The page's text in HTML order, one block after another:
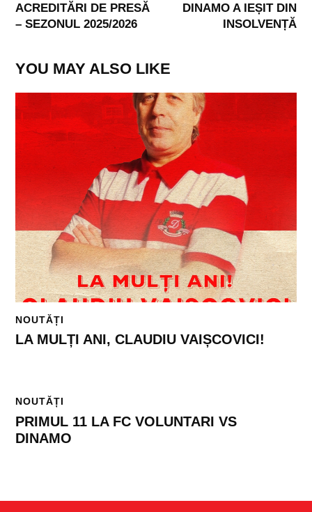
ACREDITĂRI DE PRESĂ
– SEZONUL 2025/2026
DINAMO A IEȘIT DIN
INSOLVENȚĂ
YOU MAY ALSO LIKE
NOUTĂȚI
LA MULȚI ANI, CLAUDIU VAIȘCOVICI!
NOUTĂȚI
PRIMUL 11 LA FC VOLUNTARI VS
DINAMO